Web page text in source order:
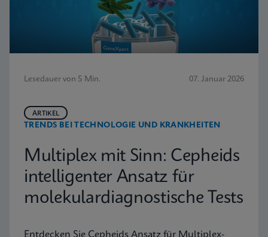
Lesedauer von 5 Min. 07. Januar 2026
TRENDS BEI TECHNOLOGIE UND KRANKHEITEN
ARTIKEL
Multiplex mit Sinn: Cepheids
intelligenter Ansatz für
molekulardiagnostische Tests